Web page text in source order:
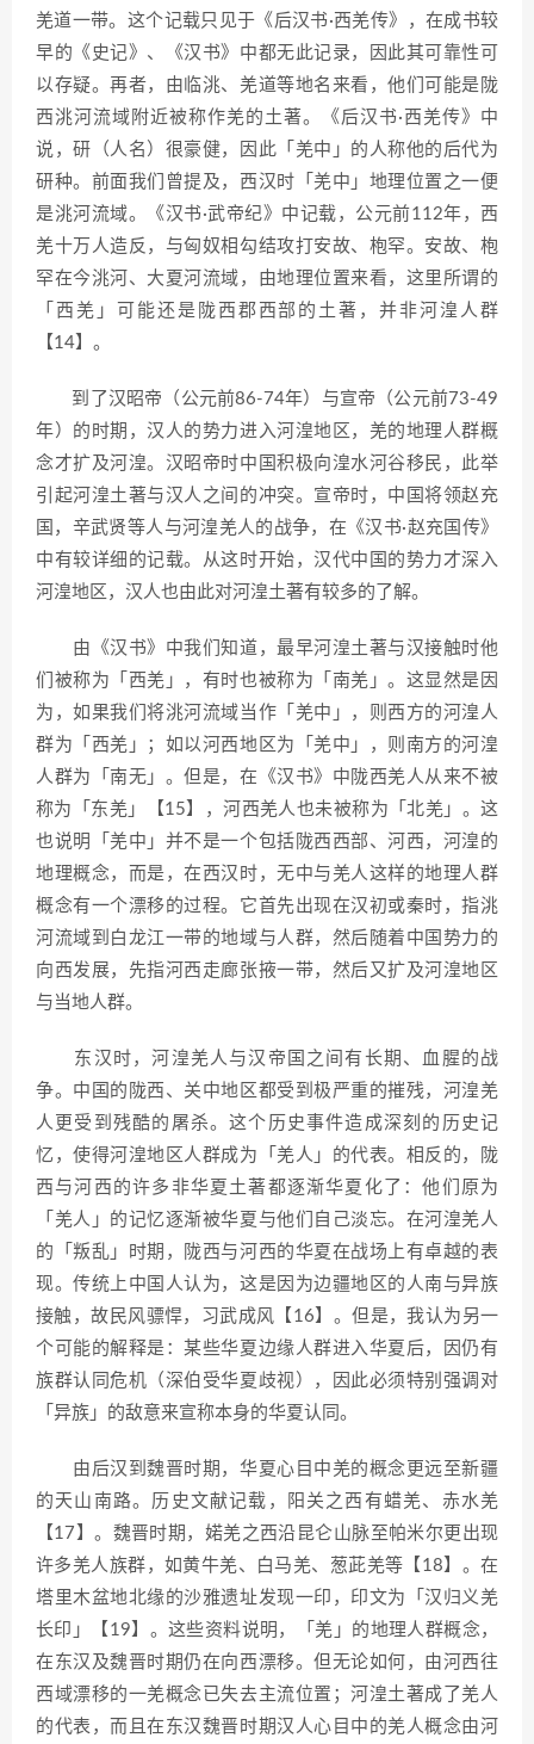
羌道一带。这个记载只见于《后汉书·西羌传》，在成书较
早的《史记》、《汉书》中都无此记录，因此其可靠性可
以存疑。再者，由临洮、羌道等地名来看，他们可能是陇
西洮河流域附近被称作羌的土著。《后汉书·西羌传》中
说，研（人名）很豪健，因此「羌中」的人称他的后代为
研种。前面我们曾提及，西汉时「羌中」地理位置之一便
是洮河流域。《汉书·武帝纪》中记载，公元前112年，西
羌十万人造反，与匈奴相勾结攻打安故、枹罕。安故、枹
罕在今洮河、大夏河流域，由地理位置来看，这里所谓的
「西羌」可能还是陇西郡西部的土著，并非河湟人群
【14】。
到了汉昭帝（公元前86-74年）与宣帝（公元前73-49
年）的时期，汉人的势力进入河湟地区，羌的地理人群概
念才扩及河湟。汉昭帝时中国积极向湟水河谷移民，此举
引起河湟土著与汉人之间的冲突。宣帝时，中国将领赵充
国，辛武贤等人与河湟羌人的战争，在《汉书·赵充国传》
中有较详细的记载。从这时开始，汉代中国的势力才深入
河湟地区，汉人也由此对河湟土著有较多的了解。
由《汉书》中我们知道，最早河湟土著与汉接触时他
们被称为「西羌」，有时也被称为「南羌」。这显然是因
为，如果我们将洮河流域当作「羌中」，则西方的河湟人
群为「西羌」；如以河西地区为「羌中」，则南方的河湟
人群为「南无」。但是，在《汉书》中陇西羌人从来不被
称为「东羌」【15】，河西羌人也未被称为「北羌」。这
也说明「羌中」并不是一个包括陇西西部、河西，河湟的
地理概念，而是，在西汉时，无中与羌人这样的地理人群
概念有一个漂移的过程。它首先出现在汉初或秦时，指洮
河流域到白龙江一带的地域与人群，然后随着中国势力的
向西发展，先指河西走廊张掖一带，然后又扩及河湟地区
与当地人群。
东汉时，河湟羌人与汉帝国之间有长期、血腥的战
争。中国的陇西、关中地区都受到极严重的摧残，河湟羌
人更受到残酷的屠杀。这个历史事件造成深刻的历史记
忆，使得河湟地区人群成为「羌人」的代表。相反的，陇
西与河西的许多非华夏土著都逐渐华夏化了：他们原为
「羌人」的记忆逐渐被华夏与他们自己淡忘。在河湟羌人
的「叛乱」时期，陇西与河西的华夏在战场上有卓越的表
现。传统上中国人认为，这是因为边疆地区的人南与异族
接触，故民风骠悍，习武成风【16】。但是，我认为另一
个可能的解释是：某些华夏边缘人群进入华夏后，因仍有
族群认同危机（深伯受华夏歧视），因此必须特别强调对
「异族」的敌意来宣称本身的华夏认同。
由后汉到魏晋时期，华夏心目中羌的概念更远至新疆
的天山南路。历史文献记载，阳关之西有蜡羌、赤水羌
【17】。魏晋时期，婼羌之西沿昆仑山脉至帕米尔更出现
许多羌人族群，如黄牛羌、白马羌、葱茈羌等【18】。在
塔里木盆地北缘的沙雅遗址发现一印，印文为「汉归义羌
长印」【19】。这些资料说明，「羌」的地理人群概念，
在东汉及魏晋时期仍在向西漂移。但无论如何，由河西往
西域漂移的一羌概念已失去主流位置；河湟土著成了羌人
的代表，而且在东汉魏晋时期汉人心目中的羌人概念由河